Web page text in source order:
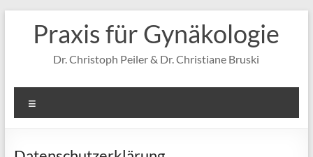
springenPraxis für Gynäkologie
Dr. Christoph Peiler & Dr. Christiane Bruski